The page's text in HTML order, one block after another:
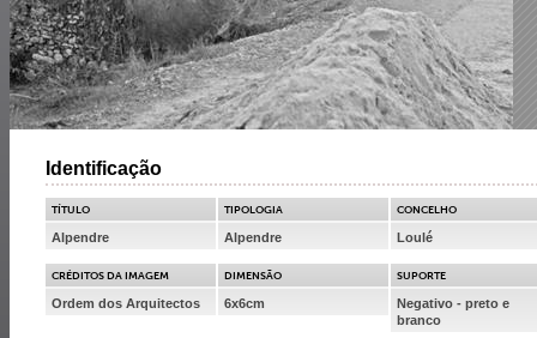
Identificação
TÍTULO
Alpendre
TIPOLOGIA
Alpendre
CONCELHO
Loulé
CRÉDITOS DA IMAGEM
Ordem dos Arquitectos
DIMENSÃO
6x6cm
SUPORTE
Negativo - preto e
branco